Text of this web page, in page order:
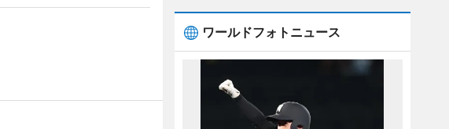
ワールドフォトニュース